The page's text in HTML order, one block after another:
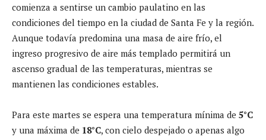
comienza a sentirse un cambio paulatino en las
condiciones del tiempo en la ciudad de Santa Fe y la región.
Aunque todavía predomina una masa de aire frío, el
ingreso progresivo de aire más templado permitirá un
ascenso gradual de las temperaturas, mientras se
mantienen las condiciones estables.
Para este martes se espera una temperatura mínima de 5°C
y una máxima de 18°C, con cielo despejado o apenas algo